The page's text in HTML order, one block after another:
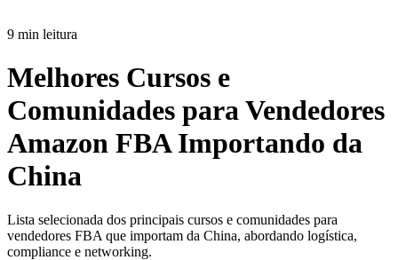
9 min leitura
Melhores Cursos e
Comunidades para Vendedores
Amazon FBA Importando da
China
Lista selecionada dos principais cursos e comunidades para
vendedores FBA que importam da China, abordando logística,
compliance e networking.